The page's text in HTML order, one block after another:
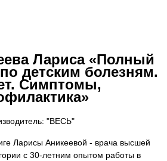
Лариса «Полный
детским болезням.
Симптомы,
"ВЕСЬ"
Ларисы Аникеевой - врача высшей
с 30-летним опытом работы в